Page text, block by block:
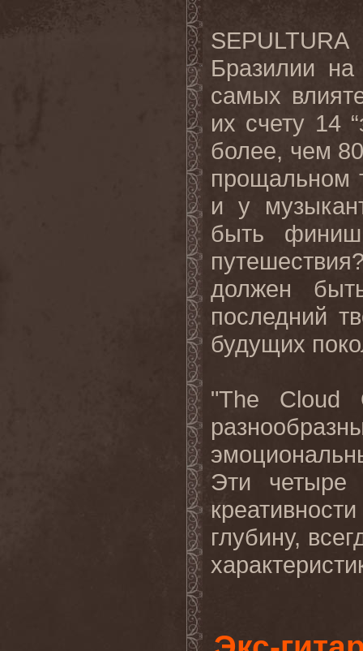
SEPULTURA
Бразилии
самых
их счету 14
более, чем
прощальном
и у
быть
должен
последний
будущих
"The Cloud
Эти четыре
глубину,